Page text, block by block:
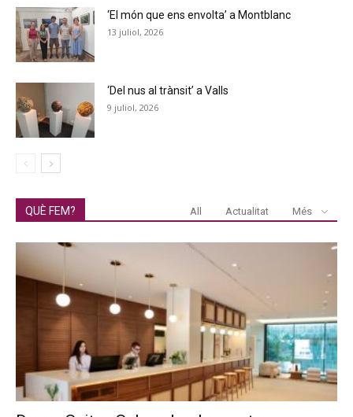
‘El món que ens envolta’ a Montblanc
13 juliol, 2026
‘Del nus al trànsit’ a Valls
9 juliol, 2026
QUÈ FEM? All Actualitat Més